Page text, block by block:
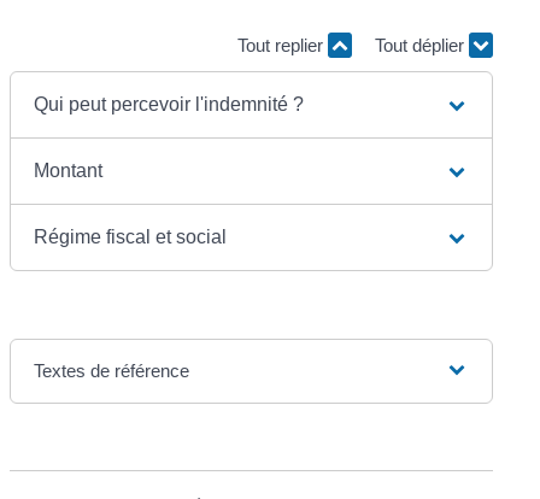
Tout replier Tout déplier
Qui peut percevoir l'indemnité ?
Montant
Régime fiscal et social
Textes de référence